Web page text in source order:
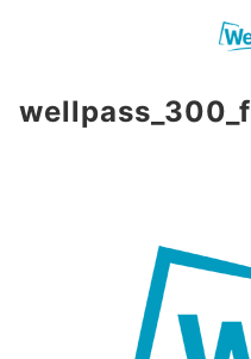
wellpass_300_f